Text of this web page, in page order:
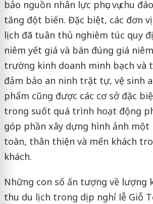
bảo nguồn nhân lực phục vụ chu
tăng đột biến. Đặc biệt, các đơn
lịch đã tuân thủ nghiêm túc quy
niêm yết giá và bán đúng giá
trường kinh doanh minh bạch và
đảm bảo an ninh trật tự, vệ sinh
phẩm cũng được các cơ sở đặc
trong suốt quá trình hoạt động
góp phần xây dựng hình ảnh một
toàn, thân thiện và mến khách
khách.
Những con số ấn tượng về lượng
thu du lịch trong dịp nghỉ lễ Giỗ